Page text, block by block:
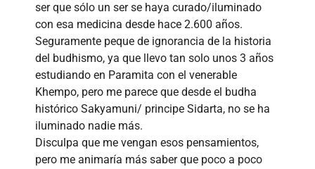
ser que sólo un ser se haya curado/iluminado
con esa medicina desde hace 2.600 años.
Seguramente peque de ignorancia de la historia
del budhismo, ya que llevo tan solo unos 3 años
estudiando en Paramita con el venerable
Khempo, pero me parece que desde el budha
histórico Sakyamuni/ principe Sidarta, no se ha
iluminado nadie más.
Disculpa que me vengan esos pensamientos,
pero me animaría más saber que poco a poco